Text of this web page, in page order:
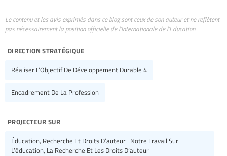
Le contenu et les avis exprimés dans ce blog sont ceux de son auteur et ne reflètent
pas nécessairement la position officielle de l’Internationale de l’Education.
direction stratégique
Réaliser L’Objectif De Développement Durable 4
Encadrement De La Profession
projecteur sur
Éducation, Recherche Et Droits D’auteur | Notre Travail Sur
L’éducation, La Recherche Et Les Droits D’auteur